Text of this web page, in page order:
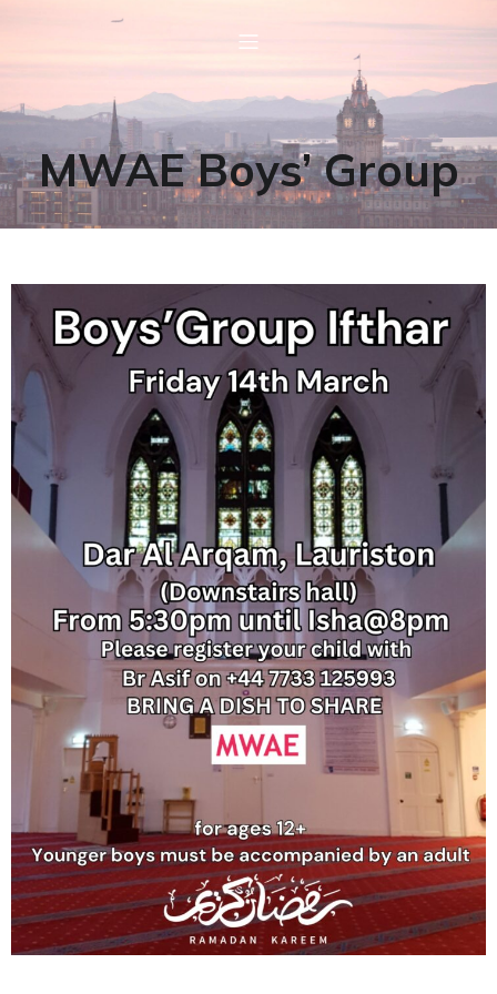
MWAE Boys’ Group